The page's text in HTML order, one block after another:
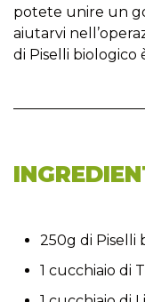
potete unire un
aiutarvi
di Piselli biologico
250g di Piselli
1 cucchiaio di